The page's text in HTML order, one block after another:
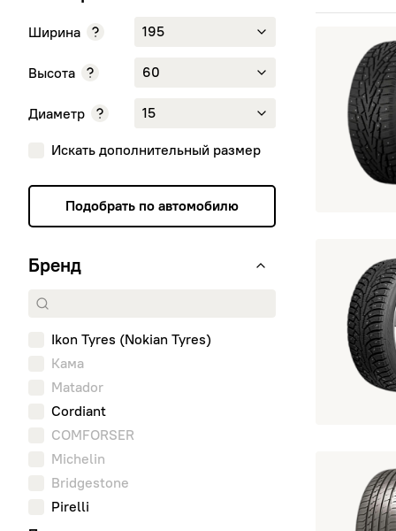
195/60
195/60
195/60
Ширина 195
Высота 60
Диаметр 15
Искать дополнительный размер
Подобрать по автомобилю
Бренд
Ikon Tyres (Nokian Tyres)
Кама
Matador
Cordiant
COMFORSER
Michelin
Bridgestone
Pirelli